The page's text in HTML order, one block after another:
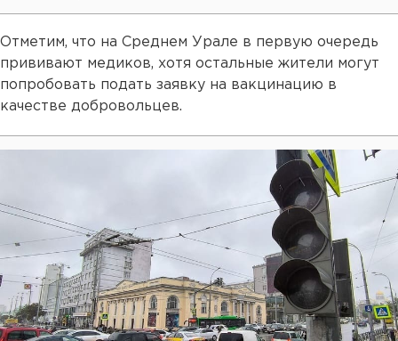
Отметим, что на Среднем Урале в первую очередь
прививают медиков, хотя остальные жители могут
попробовать подать заявку на вакцинацию в
качестве добровольцев.